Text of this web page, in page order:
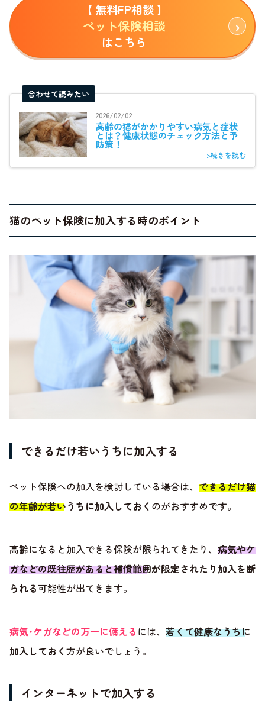
【 無料FP相談 】
ペット保険相談
はこちら
合わせて読みたい
2026/02/02
高齢の猫がかかりやすい病気と症状
とは？健康状態のチェック方法と予
防策！
>続きを読む
猫のペット保険に加入する時のポイント
できるだけ若いうちに加入する
ペット保険への加入を検討している場合は、 できるだけ猫
の年齢が若いうちに加入しておく のがおすすめです。
高齢になると加入できる保険が限られてきたり、 病気やケ
ガなどの既往歴があると補償範囲が限定されたり加入を断
られる可能性が出てきます。
病気･ケガなどの万一に備える には、 若くて健康なうちに
加入しておく 方が良いでしょう。
インターネットで加入する